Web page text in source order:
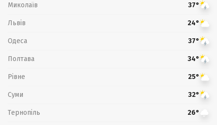
Миколаїв 37°
Львів 24°
Одеса 37°
Полтава 34°
Рівне 25°
Суми 32°
Тернопіль 26°